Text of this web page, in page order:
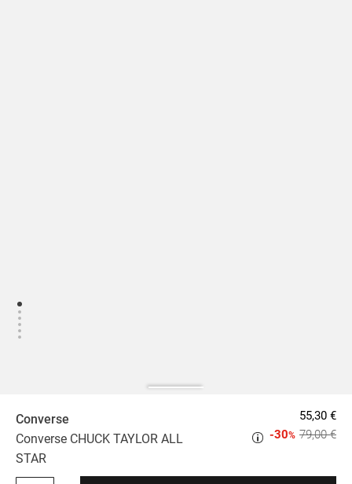
Converse
Converse CHUCK TAYLOR ALL
STAR
55,30 €
79,00 €
-30%